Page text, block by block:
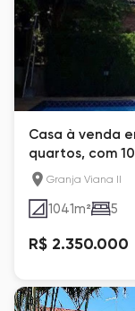
Casa à venda
quartos, com
Granja Viana II
1041m² 5
R$ 2.350.000